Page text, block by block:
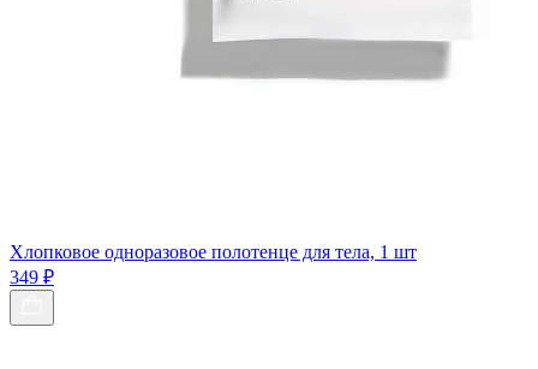
Хлопковое одноразовое полотенце для тела, 1 шт
349 ₽